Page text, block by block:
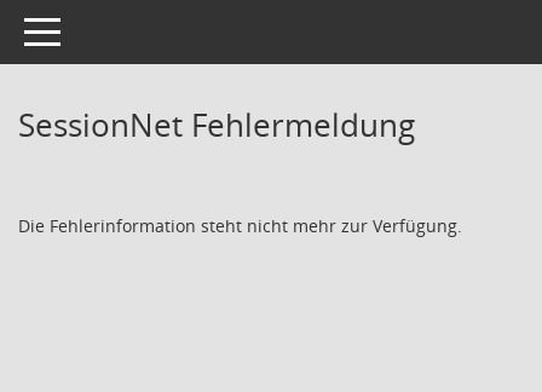
Toggle navigation
SessionNet Fehlermeldung
Die Fehlerinformation steht nicht mehr zur Verfügung.